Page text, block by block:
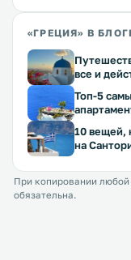
«ГРЕЦИЯ» В
все и
Топ-5
10 вещей,
на
При копировании
обязательна.